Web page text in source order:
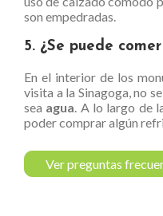
son empedradas.
5. ¿Se puede
En el interior de los
visita a la Sinagoga, no
sea agua. A lo largo de
poder comprar algún
Ver preguntas